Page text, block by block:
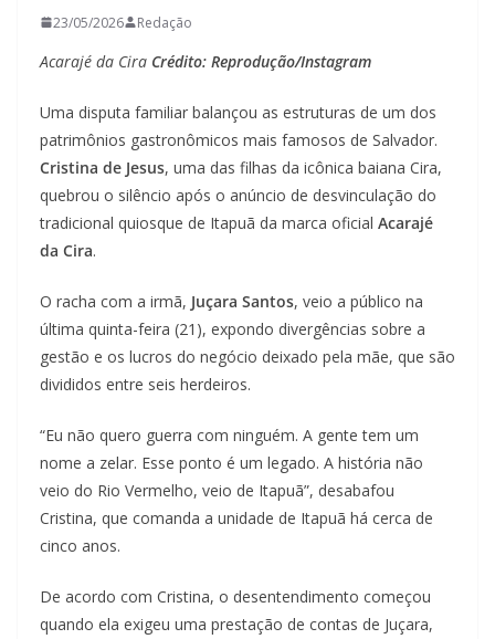
23/05/2026 Redação
Acarajé da Cira Crédito: Reprodução/Instagram
Uma disputa familiar balançou as estruturas de um dos
patrimônios gastronômicos mais famosos de Salvador.
Cristina de Jesus, uma das filhas da icônica baiana Cira,
quebrou o silêncio após o anúncio de desvinculação do
tradicional quiosque de Itapuã da marca oficial Acarajé
da Cira.
O racha com a irmã, Juçara Santos, veio a público na
última quinta-feira (21), expondo divergências sobre a
gestão e os lucros do negócio deixado pela mãe, que são
divididos entre seis herdeiros.
“Eu não quero guerra com ninguém. A gente tem um
nome a zelar. Esse ponto é um legado. A história não
veio do Rio Vermelho, veio de Itapuã”, desabafou
Cristina, que comanda a unidade de Itapuã há cerca de
cinco anos.
De acordo com Cristina, o desentendimento começou
quando ela exigeu uma prestação de contas de Juçara,